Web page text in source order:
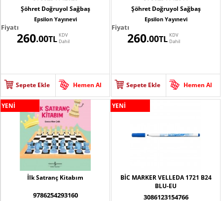
Şöhret Doğruyol Sağbaş
Epsilon Yayınevi
Fiyatı
KDV
Dahil
TL
.00
260
Hemen Al
Sepete Ekle
Şöhret Doğruyol Sağbaş
Epsilon Yayınevi
Fiyatı
KDV
Dahil
TL
.00
260
Hemen Al
Sepete Ekle
YENİ
İlk Satranç Kitabım
9786254293160
YENİ
BİC MARKER VELLEDA 1721 B24
BLU-EU
3086123154766